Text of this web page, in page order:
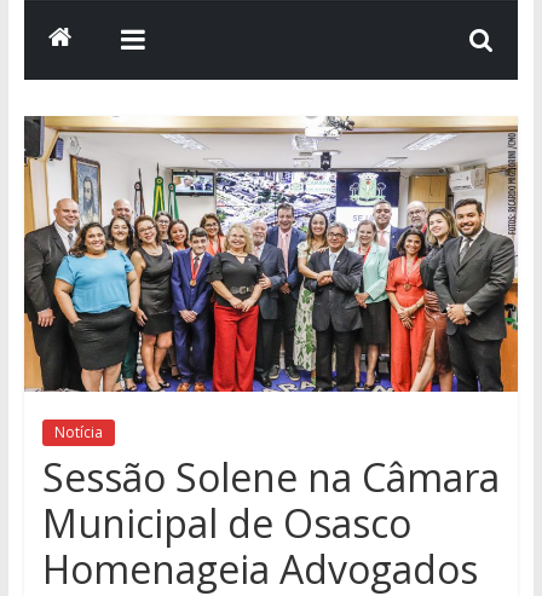
Notícia
Sessão Solene na Câmara
Municipal de Osasco
Homenageia Advogados